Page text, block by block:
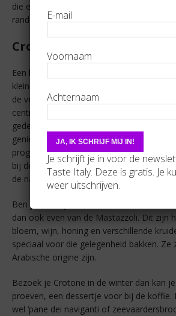
die ene zuil overbleef, die recht naar de
rand van de mooie blauwe Ionische Zee.
Crotone bezoeken
Een bezoek aan Crotone met zijn
kleine smalle pittoreske steegjes, het
de vele andere kerken kan ik jullie ten
centrale plein dat de stad in een oud en
gedeelte indeelt, is de Piazza Pitagora.
genieten van een lekkere Cirò wijn, mag
programma. Volgens een legende
bij de overwinning tijdens de Olympische
de naam Cremissa.
Ben je daar tijdens de feesten ter ere
dan ook even van de Mastazzoli. Dit zijn
bloem, wijn, honing en verschillende
speciaal voor die gelegenheid bakken. Ze
Arabische origine zijn.
Bezoek je Crotone in de winter dan kan je
proeven, een dessertje voor bij de
wel ‘pane dei naviganti of
E-mail
Voornaam
Achternaam
Je schrijft je in voor de
Taste Italy. Deze is gratis. Je
weer uitschrijven.